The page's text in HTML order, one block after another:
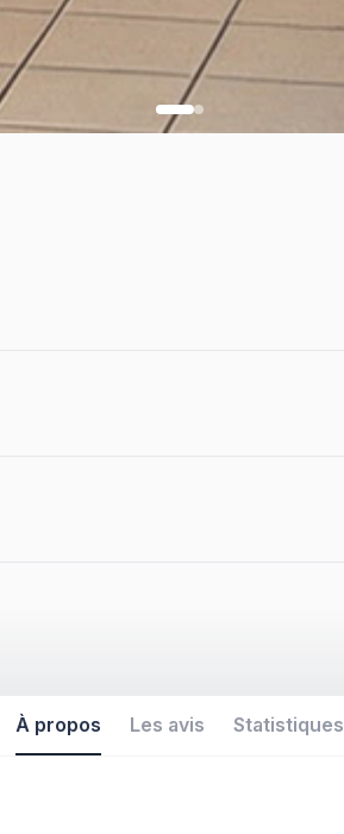
À propos Les avis Statistiques